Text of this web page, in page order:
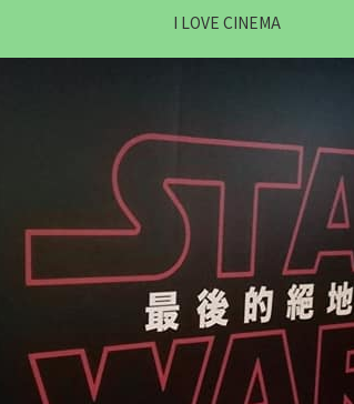
I LOVE CINEMA